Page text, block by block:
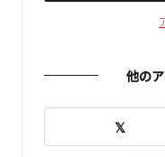
他の
𝕏